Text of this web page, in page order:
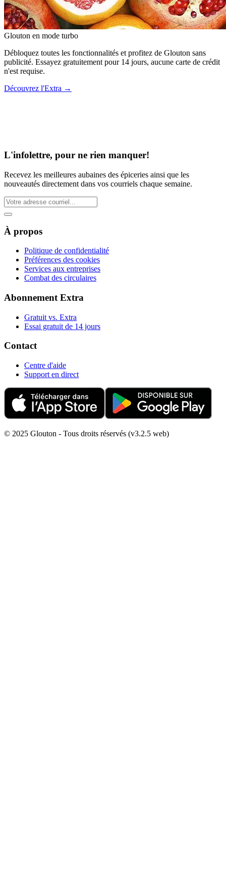
Glouton en mode turbo
Débloquez toutes les fonctionnalités et profitez de Glouton sans
publicité. Essayez gratuitement pour 14 jours, aucune carte de crédit
n'est requise.
Découvrez l'Extra →
L'infolettre, pour ne rien manquer!
Recevez les meilleures aubaines des épiceries ainsi que les
nouveautés directement dans vos courriels chaque semaine.
À propos
Politique de confidentialité
Préférences des cookies
Services aux entreprises
Combat des circulaires
Abonnement Extra
Gratuit vs. Extra
Essai gratuit de 14 jours
Contact
Centre d'aide
Support en direct
© 2025 Glouton - Tous droits réservés (v3.2.5 web)